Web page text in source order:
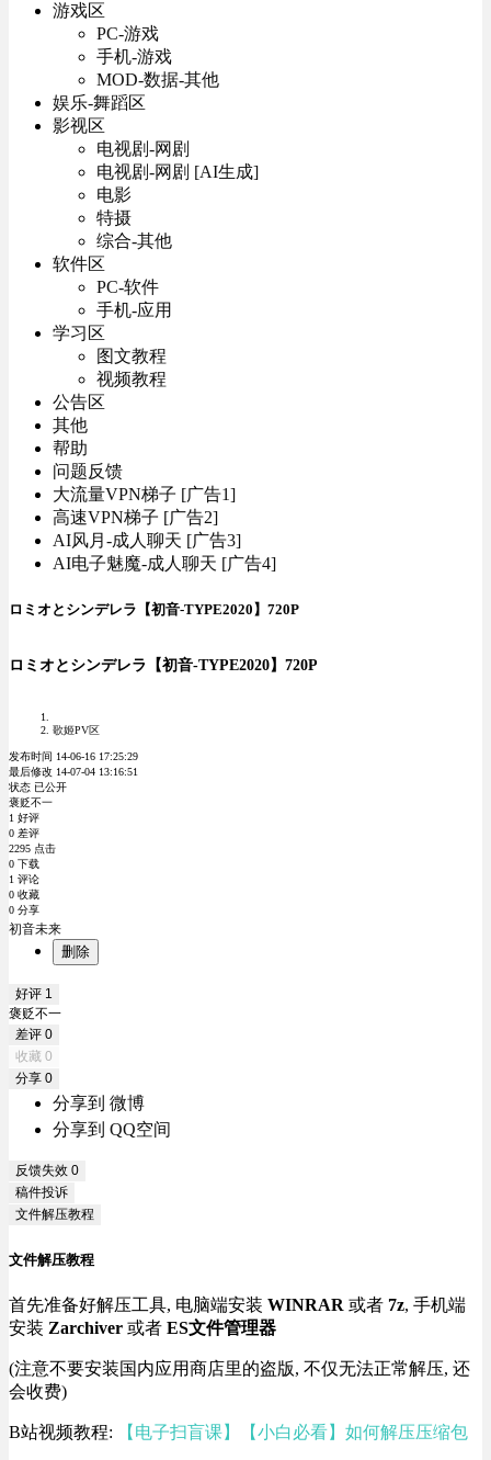
游戏区
PC-游戏
手机-游戏
MOD-数据-其他
娱乐-舞蹈区
影视区
电视剧-网剧
电视剧-网剧 [AI生成]
电影
特摄
综合-其他
软件区
PC-软件
手机-应用
学习区
图文教程
视频教程
公告区
其他
帮助
问题反馈
大流量VPN梯子 [广告1]
高速VPN梯子 [广告2]
AI风月-成人聊天 [广告3]
AI电子魅魔-成人聊天 [广告4]
ロミオとシンデレラ【初音-TYPE2020】720P
ロミオとシンデレラ【初音-TYPE2020】720P
歌姬PV区
发布时间 14-06-16 17:25:29
最后修改 14-07-04 13:16:51
状态 已公开
褒贬不一
1 好评
0 差评
2295 点击
0 下载
1 评论
0 收藏
0 分享
初音未来
删除
好评 1
褒贬不一
差评 0
收藏 0
分享 0
分享到 微博
分享到 QQ空间
反馈失效 0
稿件投诉
文件解压教程
文件解压教程
首先准备好解压工具, 电脑端安装 WINRAR 或者 7z, 手机端
安装 Zarchiver 或者 ES文件管理器
(注意不要安装国内应用商店里的盗版, 不仅无法正常解压, 还
会收费)
B站视频教程: 【电子扫盲课】【小白必看】如何解压压缩包